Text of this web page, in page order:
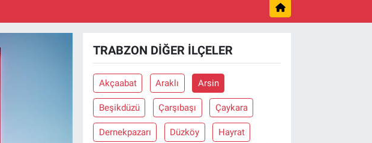
TRABZON DIĞER İLÇELER
Akçaabat Araklı Arsin
Beşikdüzü Çarşıbaşı Çaykara
Dernekpazarı Düzköy Hayrat